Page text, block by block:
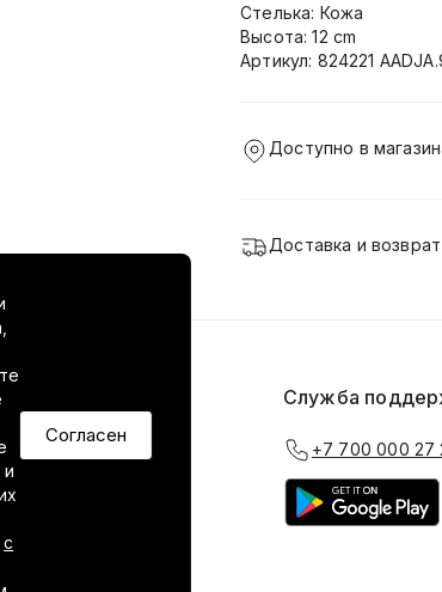
Стелька: Кожа
Высота: 12 cm
Артикул: 824221
Доступно в
Доставка и возврат
с
Согласен
в соцсетях Служба
+7 700 000 27